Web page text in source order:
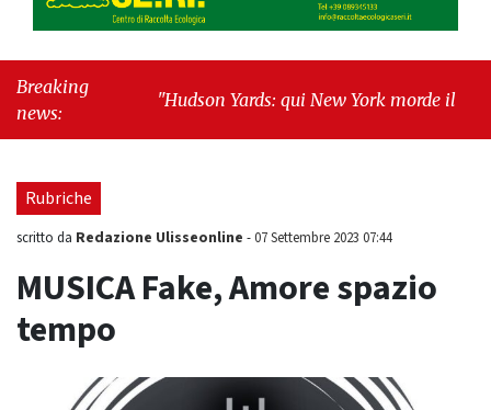
Breaking
news:
"Hudson Yards: qui New York morde il futuro"
Rubriche
scritto da Redazione Ulisseonline -07 Settembre 2023 07:44
MUSICA Fake, Amore spazio
tempo